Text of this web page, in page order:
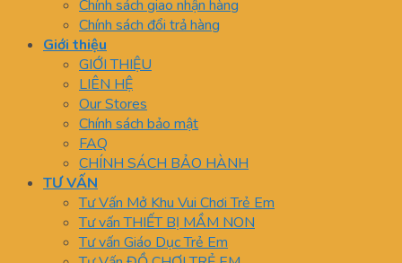
Chính sách giao nhận hàng
Chính sách đổi trả hàng
Giới thiệu
GIỚI THIỆU
LIÊN HỆ
Our Stores
Chính sách bảo mật
FAQ
CHÍNH SÁCH BẢO HÀNH
TƯ VẤN
Tư Vấn Mở Khu Vui Chơi Trẻ Em
Tư vấn THIẾT BỊ MẦM NON
Tư vấn Giáo Dục Trẻ Em